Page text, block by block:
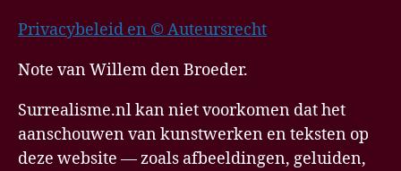
Privacybeleid en © Auteursrecht
Note van Willem den Broeder.
Surrealisme.nl kan niet voorkomen dat het
aanschouwen van kunstwerken en teksten op
deze website — zoals afbeeldingen, geluiden,